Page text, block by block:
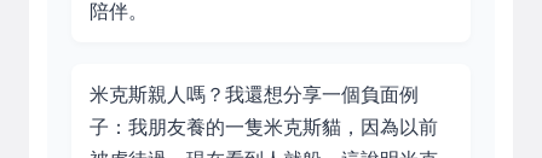
陪伴。
米克斯親人嗎？我還想分享一個負面例
子：我朋友養的一隻米克斯貓，因為以前